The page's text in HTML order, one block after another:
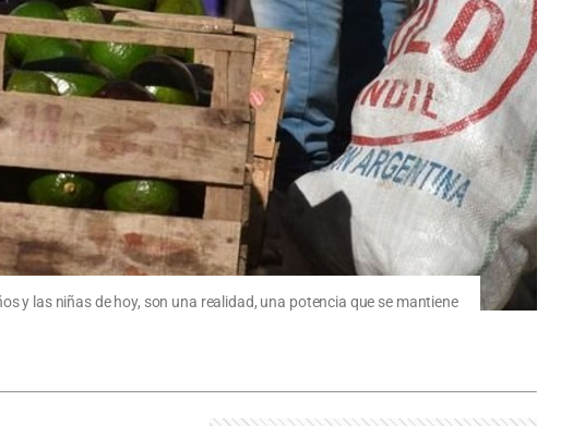
y las niñas de hoy, son una realidad, una potencia que se mantiene